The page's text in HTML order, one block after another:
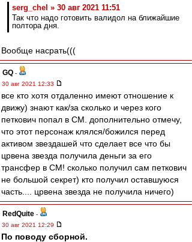
serg_chel » 30 авг 2021 11:51
Так что надо готовить валидол на ближайшие
полтора дня.
Вообще насрать(((
GQ -
30 авг 2021 12:33
все кто хотя отдаленно имеют отношение к
движу) знают как/за сколько и через кого
петкович попал в СМ. дополнительно отмечу,
что этот персонаж клялся/божился перед
активом звездашей что сделает все что бы
црвена звезда получила деньги за его
трансфер в СМ! сколько получил сам петкович
не большой секрет) кто получил оставшуюся
часть.... црвена звезда не получила ничего)
RedQuite -
30 авг 2021 12:29
По поводу сборной.